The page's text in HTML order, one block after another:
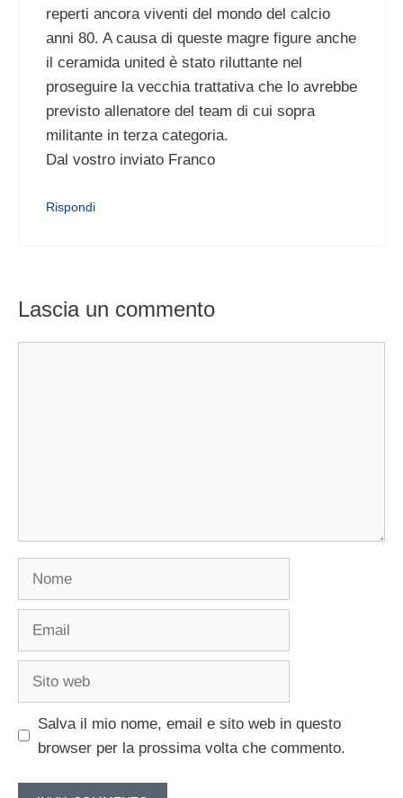
reperti ancora viventi del mondo del calcio
anni 80. A causa di queste magre figure anche
il ceramida united è stato riluttante nel
proseguire la vecchia trattativa che lo avrebbe
previsto allenatore del team di cui sopra
militante in terza categoria.
Dal vostro inviato Franco
Rispondi
Lascia un commento
Salva il mio nome, email e sito web in questo
browser per la prossima volta che commento.